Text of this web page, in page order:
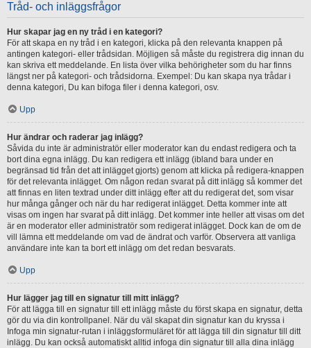
Tråd- och inläggsfrågor
Hur skapar jag en ny tråd i en kategori?
För att skapa en ny tråd i en kategori, klicka på den relevanta knappen på
antingen kategori- eller trådsidan. Möjligen så måste du registrera dig innan du
kan skriva ett meddelande. En lista över vilka behörigheter som du har finns
längst ner på kategori- och trådsidorna. Exempel: Du kan skapa nya trådar i
denna kategori, Du kan bifoga filer i denna kategori, osv.
Upp
Hur ändrar och raderar jag inlägg?
Såvida du inte är administratör eller moderator kan du endast redigera och ta
bort dina egna inlägg. Du kan redigera ett inlägg (ibland bara under en
begränsad tid från det att inlägget gjorts) genom att klicka på redigera-knappen
för det relevanta inlägget. Om någon redan svarat på ditt inlägg så kommer det
att finnas en liten textrad under ditt inlägg efter att du redigerat det, som visar
hur många gånger och när du har redigerat inlägget. Detta kommer inte att
visas om ingen har svarat på ditt inlägg. Det kommer inte heller att visas om det
är en moderator eller administratör som redigerat inlägget. Dock kan de om de
vill lämna ett meddelande om vad de ändrat och varför. Observera att vanliga
användare inte kan ta bort ett inlägg om det redan besvarats.
Upp
Hur lägger jag till en signatur till mitt inlägg?
För att lägga till en signatur till ett inlägg måste du först skapa en signatur, detta
gör du via din kontrollpanel. När du väl skapat din signatur kan du kryssa i
Infoga min signatur-rutan i inläggsformuläret för att lägga till din signatur till ditt
inlägg. Du kan också automatiskt alltid infoga din signatur till alla dina inlägg